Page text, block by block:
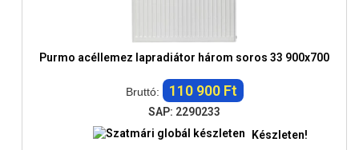
Purmo acéllemez lapradiátor három soros 33 900x700
Bruttó: 110 900 Ft
SAP: 2290233
Készleten!